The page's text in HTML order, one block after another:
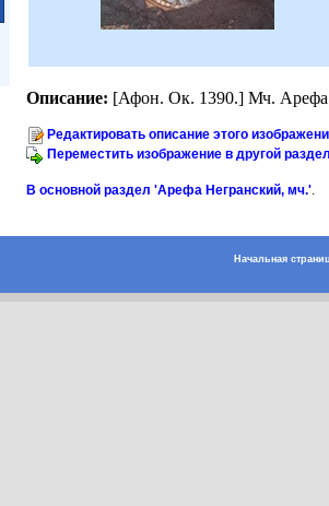
Описание: [Афон. Ок. 1390.] Мч.
Редактировать описание этого
Переместить изображение в другой
В основной раздел 'Арефа Негранский, мч.'.
Начальная